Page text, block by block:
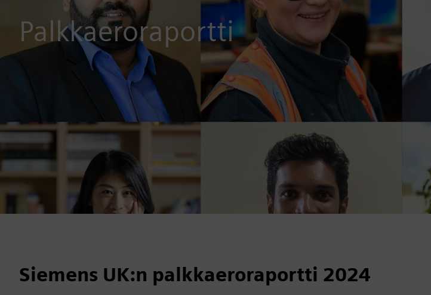
Palkkaeroraportti
Siemens UK:n palkkaeroraportti 2024